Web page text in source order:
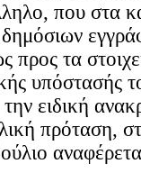
που στα
προς τα
υπόστασής
ειδική
πρόταση,